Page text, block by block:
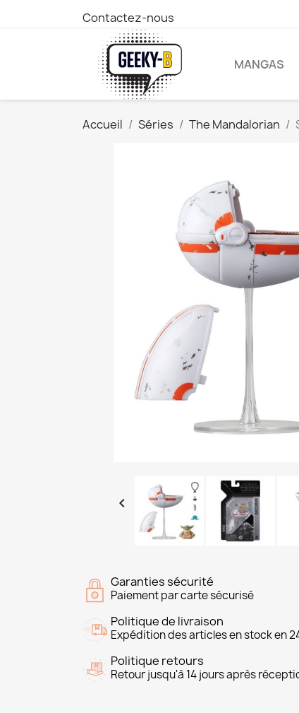
Contactez-nous
MANGAS
Accueil Séries The Mandalorian

Garanties sécurité
Paiement par carte sécurisé
Politique de livraison
Expédition des articles en stock en
Politique retours
Retour jusqu'à 14 jours après